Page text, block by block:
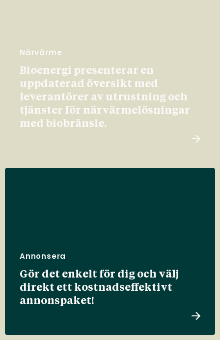
Närvärme
Bioenergi presenterar en
uppdaterad översikt med
leverantörer av utrustning och
tjänster för närvärmelösningar
med biobränsle.
Annonsera
Gör det enkelt för dig och välj
direkt ett kostnadseffektivt
annonspaket!